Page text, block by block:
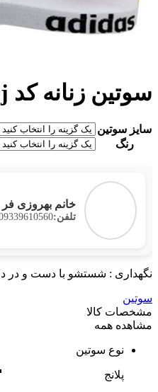
سوتین زنانه کد 10010390j
سایز سوتین
رنگ
خانم بهروزی فر
تلفن:
نگهداری : شستشو با دست و در
سوتین
مشخصات کالا
مشاهده همه
نوع سوتین
پلانج